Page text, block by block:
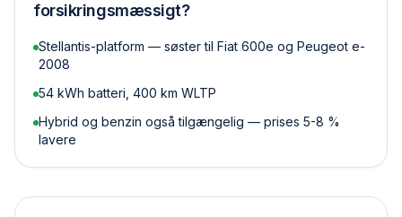
forsikringsmæssigt?
Stellantis-platform — søster til Fiat 600e og Peugeot e-
2008
54 kWh batteri, 400 km WLTP
Hybrid og benzin også tilgængelig — prises 5-8 %
lavere